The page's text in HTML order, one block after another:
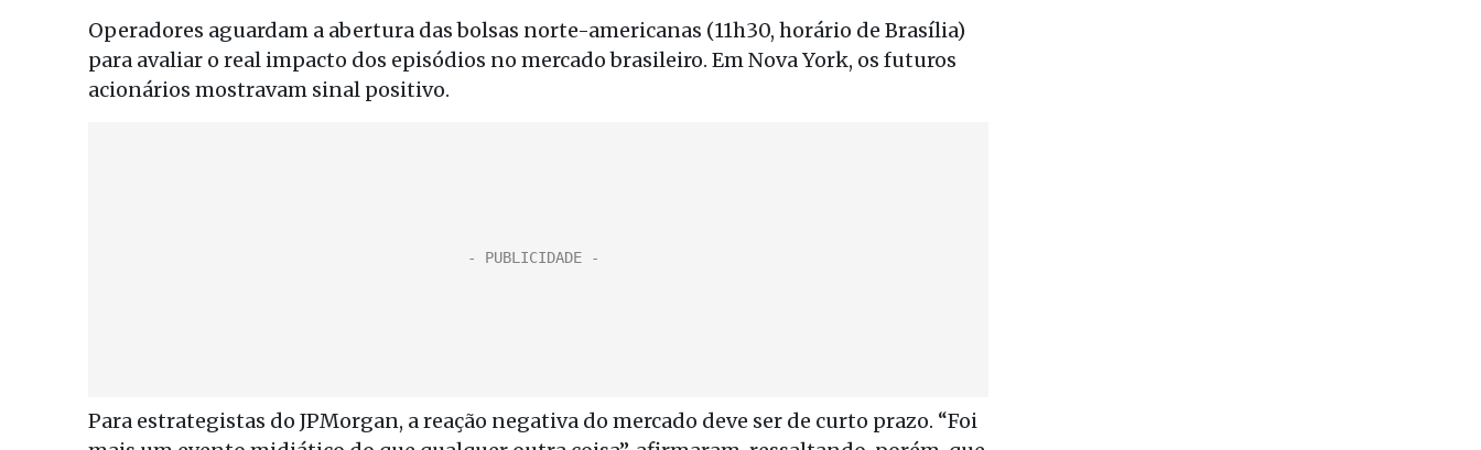
Operadores aguardam a abertura das bolsas norte-americanas (11h30, horário de Brasília)
para avaliar o real impacto dos episódios no mercado brasileiro. Em Nova York, os futuros
acionários mostravam sinal positivo.
Para estrategistas do JPMorgan, a reação negativa do mercado deve ser de curto prazo. “Foi